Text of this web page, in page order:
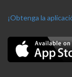
¡Obtenga la